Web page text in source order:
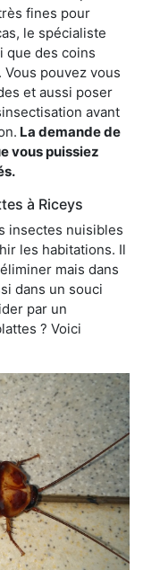
fines pour
le spécialiste
que des coins
pouvez vous
et aussi poser
avant
La demande de
vous puissiez
à Riceys
insectes nuisibles
les habitations. Il
mais dans
dans un souci
par un
? Voici